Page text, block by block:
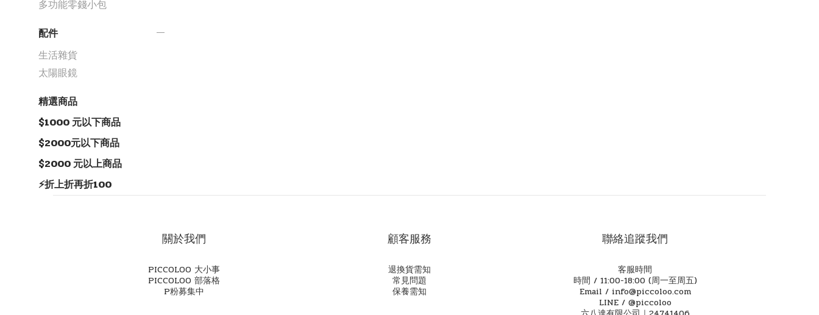
多功能零錢小包
配件
生活雜貨
太陽眼鏡
精選商品
$1000 元以下商品
$2000元以下商品
$2000 元以上商品
⚡️折上折再折100
關於我們
PICCOLOO 大小事
PICCOLOO 部落格
P粉募集中
顧客服務
退換貨需知
常見問題
保養需知
聯絡追蹤我們
客服時間
時間 / 11:00-18:00 (周一至周五)
Email / info@piccoloo.com
LINE / @piccoloo